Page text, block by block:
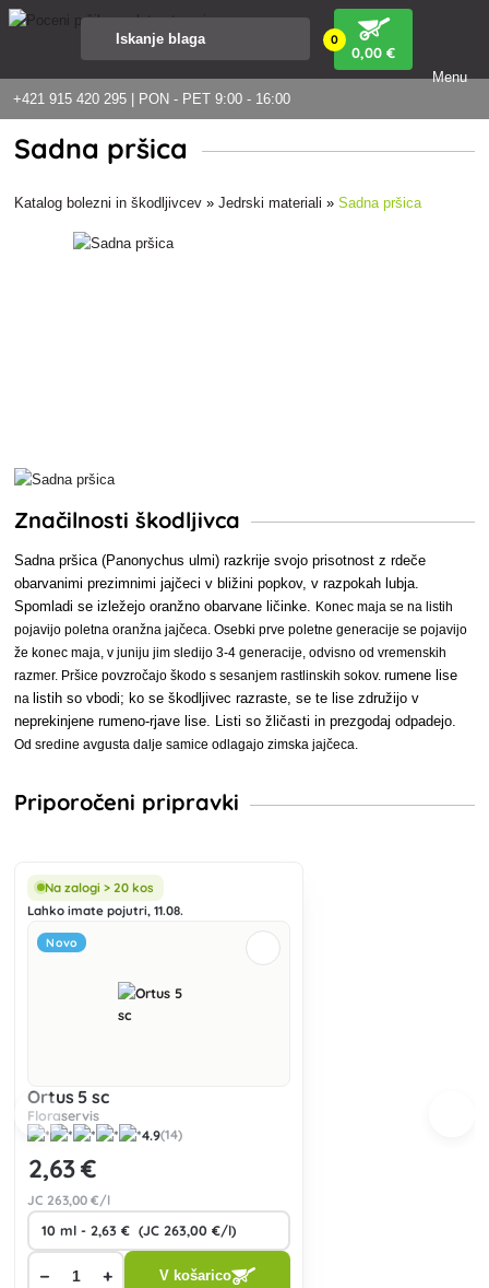
+421 915 420 295 | PON - PET 9:00 - 16:00
0
0,00 €
Menu
Sadna pršica
Katalog bolezni in škodljivcev »Jedrski materiali »Sadna pršica
Značilnosti škodljivca
Sadna pršica (Panonychus ulmi) razkrije svojo prisotnost z rdeče
obarvanimi prezimnimi jajčeci v bližini popkov, v razpokah lubja.
Spomladi se izležejo oranžno obarvane ličinke. Konec maja se na listih
pojavijo poletna oranžna jajčeca. Osebki prve poletne generacije se pojavijo
že konec maja, v juniju jim sledijo 3-4 generacije, odvisno od vremenskih
razmer. Pršice povzročajo škodo s sesanjem rastlinskih sokov.rumene lise
na listih so vbodi; ko se škodljivec razraste, se te lise združijo v
neprekinjene rumeno-rjave lise. Listi so žličasti in prezgodaj odpadejo.
Od sredine avgusta dalje samice odlagajo zimska jajčeca.
Priporočeni pripravki
Na zalogi > 20 kos
Lahko imate pojutri, 11.08.
Novo
Ortus 5 sc
Floraservis
4.9(14)
2,63 €
JC 263,00 €/l
− + V košarico